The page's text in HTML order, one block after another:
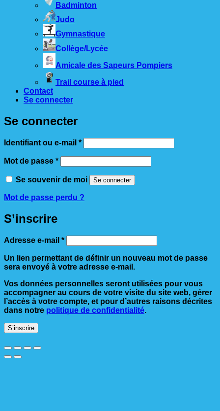
Badminton
Judo
Gymnastique
Collège/Lycée
Amicale des Sapeurs Pompiers
Trail course à pied
Contact
Se connecter
Se connecter
Identifiant ou e-mail *Obligatoire
Mot de passe *Obligatoire
Se souvenir de moi Se connecter
Mot de passe perdu ?
S’inscrire
Adresse e-mail *Obligatoire
Un lien permettant de définir un nouveau mot de passe
sera envoyé à votre adresse e-mail.
Vos données personnelles seront utilisées pour vous
accompagner au cours de votre visite du site web, gérer
l’accès à votre compte, et pour d’autres raisons décrites
dans notre politique de confidentialité.
S’inscrire